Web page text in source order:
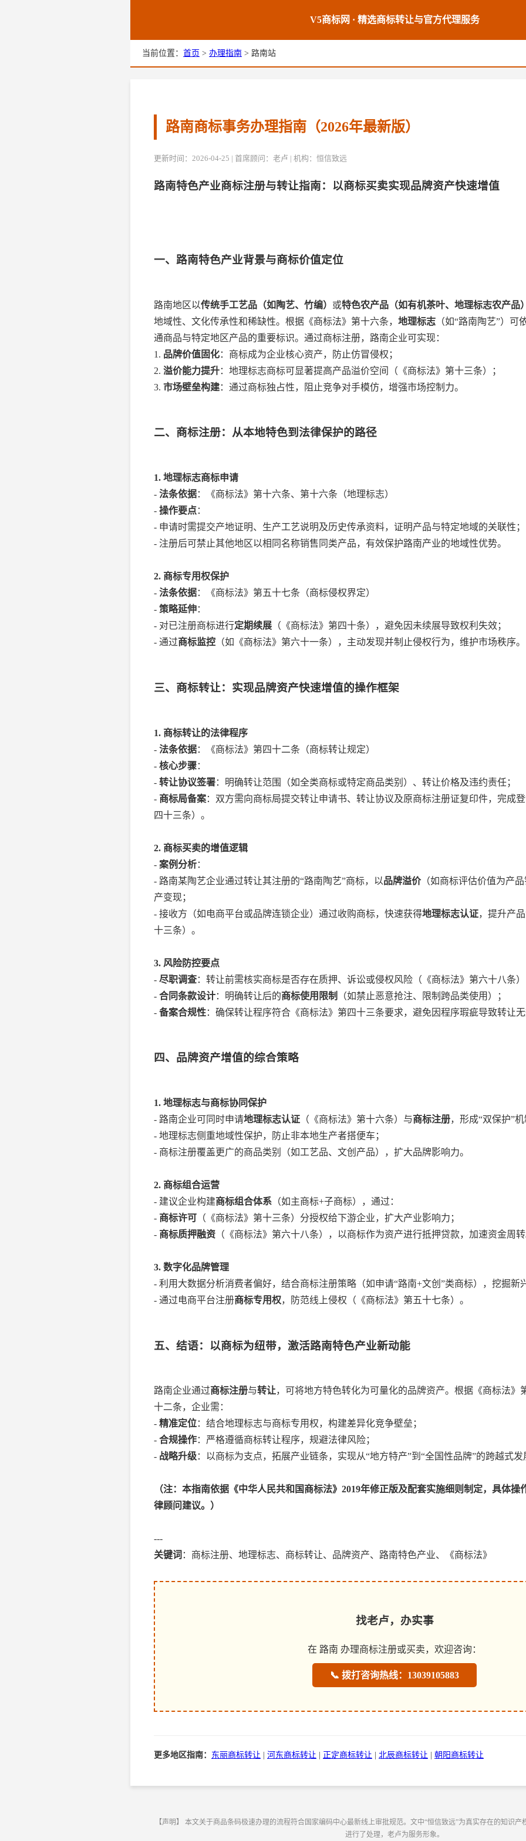
V5商标网 · 精选商标转让与官方代理服务
当前位置： 首页 > 办理指南 > 路南站
路南商标事务办理指南（2026年最新版）
更新时间：2026-04-25 | 首席顾问：老卢 | 机构：恒信致远
路南特色产业商标注册与转让指南：以商标买卖实现品牌资产快速增值
一、路南特色产业背景与商标价值定位
路南地区以传统手工艺品（如陶艺、竹编） 或特色农产品（如有机茶叶、地理标志农产品）
地域性、文化传承性和稀缺性。根据《商标法》第十六条， 地理标志 （如“路南陶艺”）
通商品与特定地区产品的重要标识。通过商标注册，路南企业可实现：
1. 品牌价值固化：商标成为企业核心资产，防止仿冒侵权；
2. 溢价能力提升：地理标志商标可显著提高产品溢价空间（《商标法》第十三条）；
3. 市场壁垒构建：通过商标独占性，阻止竞争对手模仿，增强市场控制力。
二、商标注册：从本地特色到法律保护的路径
1. 地理标志商标申请
- 法条依据：《商标法》第十六条、第十六条（地理标志）
- 操作要点：
- 申请时需提交产地证明、生产工艺说明及历史传承资料，证明产品与特定地域的关联性；
- 注册后可禁止其他地区以相同名称销售同类产品，有效保护路南产业的地域性优势。
2. 商标专用权保护
- 法条依据：《商标法》第五十七条（商标侵权界定）
- 策略延伸：
- 对已注册商标进行定期续展 （《商标法》第四十条），避免因未续展导致权利失效；
- 通过商标监控 （如《商标法》第六十一条），主动发现并制止侵权行为，维护市场秩序。
三、商标转让：实现品牌资产快速增值的操作框架
1. 商标转让的法律程序
- 法条依据：《商标法》第四十二条（商标转让规定）
- 核心步骤：
- 转让协议签署：明确转让范围（如全类商标或特定商品类别）、转让价格及违约责任；
- 商标局备案：双方需向商标局提交转让申请书、转让协议及原商标注册证复印件，完成
四十三条）。
2. 商标买卖的增值逻辑
- 案例分析：
- 路南某陶艺企业通过转让其注册的“路南陶艺”商标，以品牌溢价（如商标评估价值为产
产变现；
- 接收方（如电商平台或品牌连锁企业）通过收购商标，快速获得地理标志认证，提升产
十三条）。
3. 风险防控要点
- 尽职调查：转让前需核实商标是否存在质押、诉讼或侵权风险（《商标法》第六十八条）
- 合同条款设计：明确转让后的商标使用限制
（如禁止恶意抢注、限制跨品类使用）；
- 备案合规性：确保转让程序符合《商标法》第四十三条要求，避免因程序瑕疵导致转让无
四、品牌资产增值的综合策略
1. 地理标志与商标协同保护
- 路南企业可同时申请地理标志认证 （《商标法》第十六条）与商标注册，形成“双保护”机
- 地理标志侧重地域性保护，防止非本地生产者搭便车；
- 商标注册覆盖更广的商品类别（如工艺品、文创产品），扩大品牌影响力。
2. 商标组合运营
- 建议企业构建商标组合体系 （如主商标+子商标），通过：
- 商标许可 （《商标法》第十三条）分授权给下游企业，扩大产业影响力；
- 商标质押融资 （《商标法》第六十八条），以商标作为资产进行抵押贷款，加速资金周转
3. 数字化品牌管理
- 利用大数据分析消费者偏好，结合商标注册策略（如申请“路南+文创”类商标），挖掘新
- 通过电商平台注册商标专用权，防范线上侵权（《商标法》第五十七条）。
五、结语：以商标为纽带，激活路南特色产业新动能
路南企业通过商标注册与转让，可将地方特色转化为可量化的品牌资产。根据《商标法》
十二条，企业需：
- 精准定位：结合地理标志与商标专用权，构建差异化竞争壁垒；
- 合规操作：严格遵循商标转让程序，规避法律风险；
- 战略升级：以商标为支点，拓展产业链条，实现从“地方特产”到“全国性品牌”的跨越式发
（注：本指南依据《中华人民共和国商标法》2019年修正版及配套实施细则制定，具体操
律顾问建议。）
---
关键词 ：商标注册、地理标志、商标转让、品牌资产、路南特色产业、《商标法》
找老卢，办实事
在 路南 办理商标注册或买卖，欢迎咨询：
📞 拨打咨询热线：13039105883
更多地区指南： 东丽商标转让 河东商标转让 正定商标转让 北辰商标转让 朝阳商标转让
【声明】 本文关于商品条码极速办理的流程符合国家编码中心最新线上审批规范。文中“恒信致远”为真实存在的知识
进行了处理，老卢为服务形象。